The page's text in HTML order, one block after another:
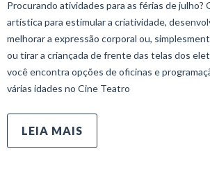
Procurando atividades para as férias de julho?
artística para estimular a criatividade,
melhorar a expressão corporal ou,
ou tirar a criançada de frente das telas dos
você encontra opções de oficinas e
várias idades no Cine Teatro
LEIA MAIS